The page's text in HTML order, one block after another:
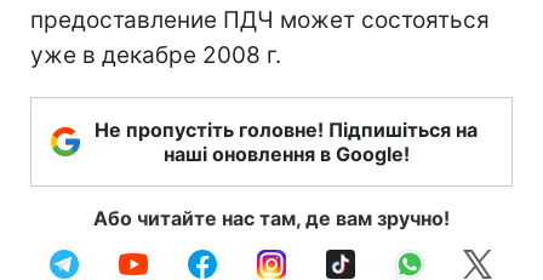
предоставление ПДЧ может состояться
уже в декабре 2008 г.
Не пропустіть головне! Підпишіться на
наші оновлення в Google!
Або читайте нас там, де вам зручно!